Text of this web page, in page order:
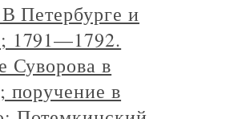
Петербурге и
1791—1792.
Суворова в
поручение в